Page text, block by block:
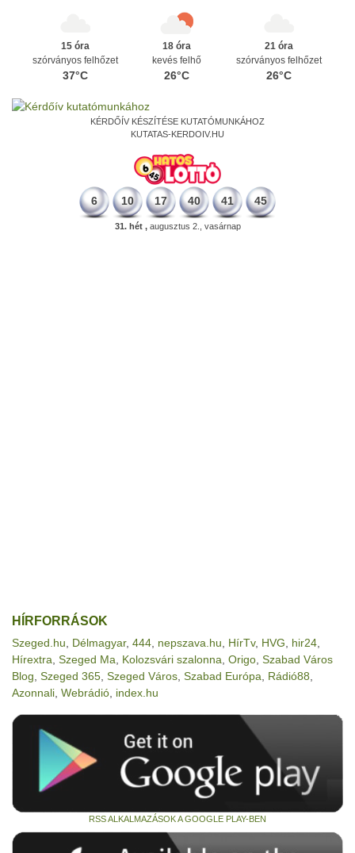
15 óra
szórványos felhőzet
37°C
18 óra
kevés felhő
26°C
21 óra
szórványos felhőzet
26°C
KÉRDŐÍV KÉSZÍTÉSE KUTATÓMUNKÁHOZ
KUTATAS-KERDOIV.HU
6 10 17 40 41 45
31. hét ,augusztus 2., vasárnap
HÍRFORRÁSOK
Szeged.hu Délmagyar, 444 nepszava.hu HírTv, HVG hir24
Hírextra Szeged Ma Kolozsvári szalonna Origo Szabad Város
Blog Szeged 365 Szeged Város Szabad Európa Rádió88
Azonnali Webrádió index.hu
RSS ALKALMAZÁSOK A GOOGLE PLAY-BEN